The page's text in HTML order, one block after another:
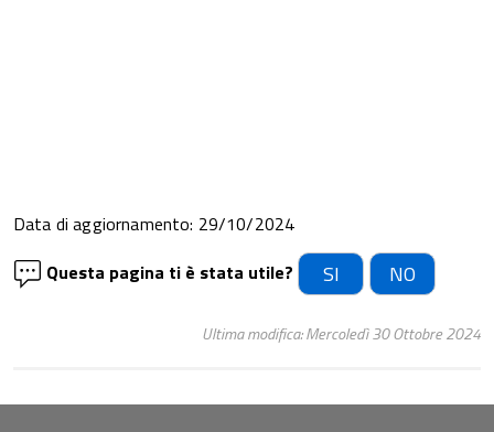
Data di aggiornamento: 29/10/2024
Questa pagina ti è stata utile?
SI NO
Ultima modifica: Mercoledì 30 Ottobre 2024